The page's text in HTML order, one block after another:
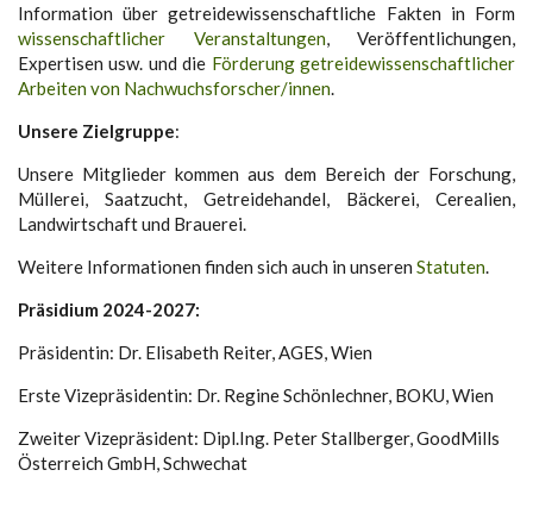
Information über getreidewissenschaftliche Fakten in Form
wissenschaftlicher Veranstaltungen, Veröffentlichungen,
Expertisen usw. und die Förderung getreidewissenschaftlicher
Arbeiten von Nachwuchsforscher/innen.
Unsere Zielgruppe:
Unsere Mitglieder kommen aus dem Bereich der Forschung,
Müllerei, Saatzucht, Getreidehandel, Bäckerei, Cerealien,
Landwirtschaft und Brauerei.
Weitere Informationen finden sich auch in unseren Statuten.
Präsidium 2024-2027:
Präsidentin: Dr. Elisabeth Reiter, AGES, Wien
Erste Vizepräsidentin: Dr. Regine Schönlechner, BOKU, Wien
Zweiter Vizepräsident: Dipl.Ing. Peter Stallberger, GoodMills
Österreich GmbH, Schwechat